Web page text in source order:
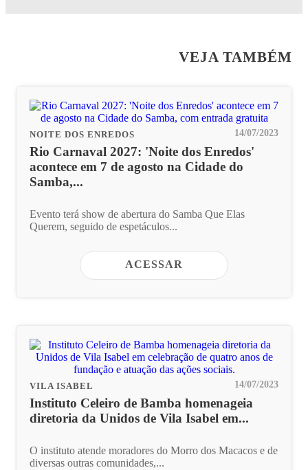
VEJA TAMBÉM
NOITE DOS ENREDOS 14/07/2023
Rio Carnaval 2027: 'Noite dos Enredos'
acontece em 7 de agosto na Cidade do
Samba,...
Evento terá show de abertura do Samba Que Elas
Querem, seguido de espetáculos...
ACESSAR
VILA ISABEL 14/07/2023
Instituto Celeiro de Bamba homenageia
diretoria da Unidos de Vila Isabel em...
O instituto atende moradores do Morro dos Macacos e de
diversas outras comunidades,...